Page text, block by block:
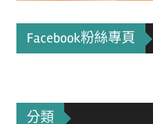
Facebook粉絲專頁
分類